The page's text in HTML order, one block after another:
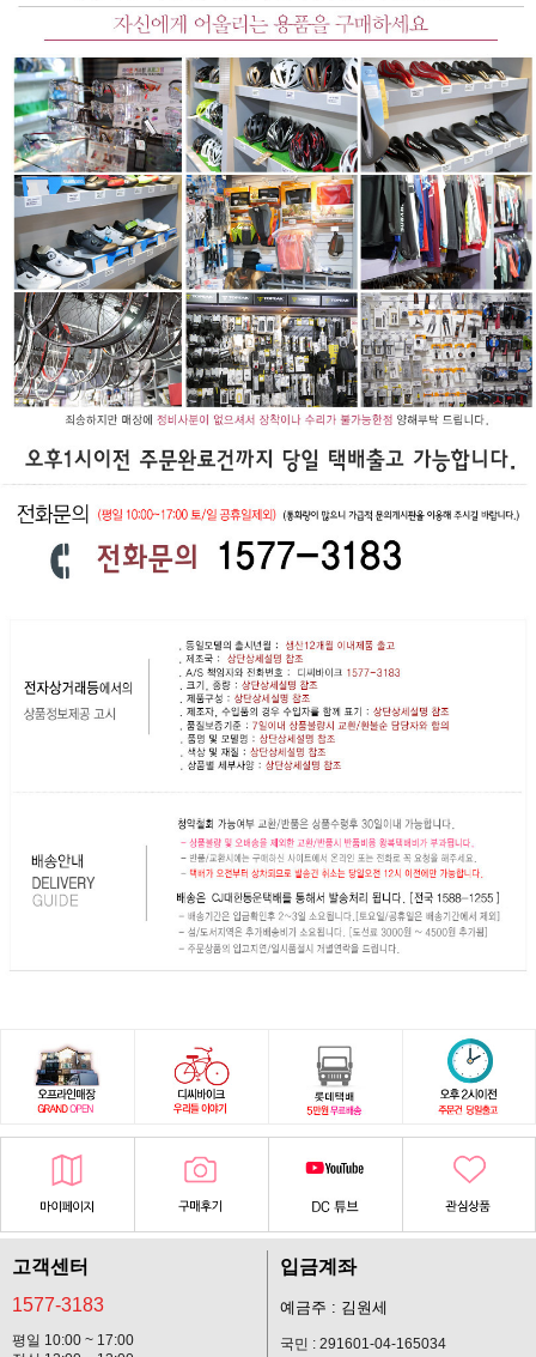
고객센터
1577-3183
평일 10:00 ~ 17:00
입금계좌
예금주 : 김원세
국민 : 291601-04-165034